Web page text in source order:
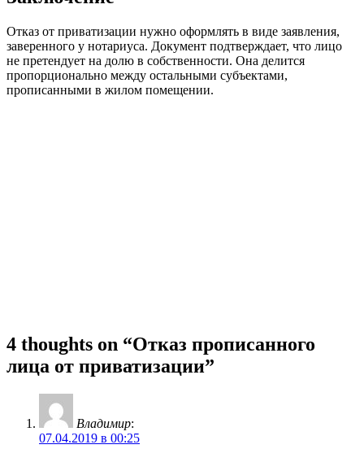
Отказ от приватизации нужно оформлять в виде заявления,
заверенного у нотариуса. Документ подтверждает, что лицо
не претендует на долю в собственности. Она делится
пропорционально между остальными субъектами,
прописанными в жилом помещении.
4 thoughts on “Отказ прописанного
лица от приватизации”
Владимир:
07.04.2019 в 00:25